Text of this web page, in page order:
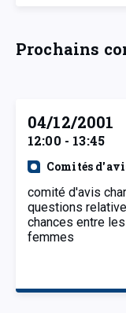
Prochains
04/12/2001
12:00 - 13:45
Comités
comité d'avis
questions
chances entre
femmes